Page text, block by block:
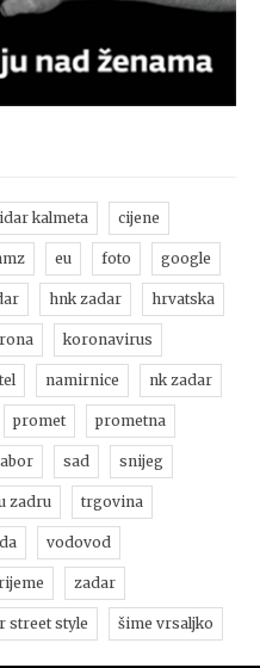
kalmeta cijene
eu foto google
hnk zadar hrvatska
koronavirus
namirnice nk zadar
promet prometna
sad snijeg
zadru trgovina
vodovod
zadar
street style šime vrsaljko